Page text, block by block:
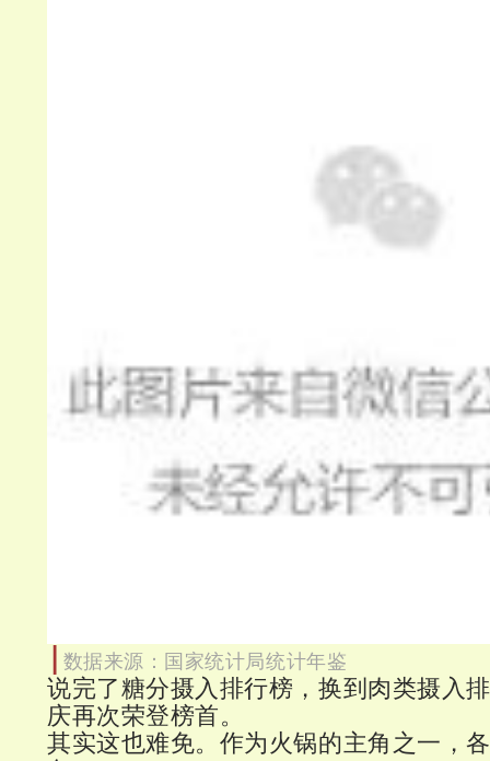
|数据来源：国家统计局统计年鉴
说完了糖分摄入排行榜，换到肉类摄入
庆再次荣登榜首。
其实这也难免。作为火锅的主角之一，